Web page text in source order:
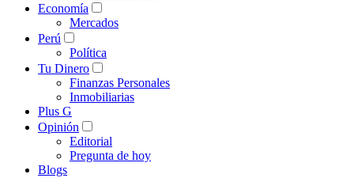
Economía
Mercados
Perú
Política
Tu Dinero
Finanzas Personales
Inmobiliarias
Plus G
Opinión
Editorial
Pregunta de hoy
Blogs